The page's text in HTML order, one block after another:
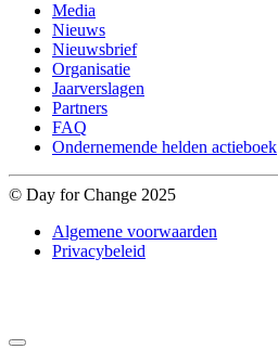
Media
Nieuws
Nieuwsbrief
Organisatie
Jaarverslagen
Partners
FAQ
Ondernemende helden actieboek
© Day for Change 2025
Algemene voorwaarden
Privacybeleid